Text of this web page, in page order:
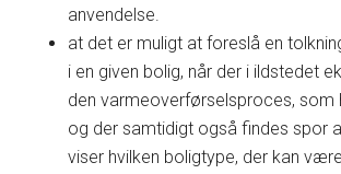
anvendelse.
at det er muligt at foreslå en
i en given bolig, når der i ildstedet
den varmeoverførselsproces, som
og der samtidigt også findes spor
viser hvilken boligtype, der kan